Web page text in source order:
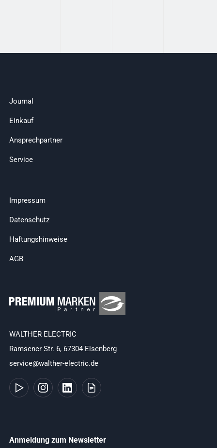
Journal
Einkauf
Ansprechpartner
Service
Impressum
Datenschutz
Haftungshinweise
AGB
WALTHER ELECTRIC
Ramsener Str. 6, 67304 Eisenberg
service@walther-electric.de
Anmeldung zum Newsletter